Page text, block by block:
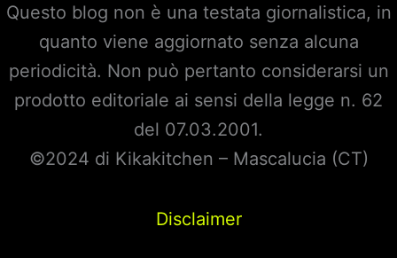
Questo blog non è una testata giornalistica, in
quanto viene aggiornato senza alcuna
periodicità. Non può pertanto considerarsi un
prodotto editoriale ai sensi della legge n. 62
del 07.03.2001.
©2024 di Kikakitchen – Mascalucia (CT)
Disclaimer